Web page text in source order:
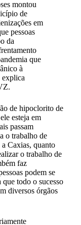
montou
de
em
pessoas
da
que
à
explica
de hipoclorito de
esteja em
passam
o trabalho de
a Caxias, quanto
o trabalho de
faz
podem se
todo o sucesso
diversos órgãos